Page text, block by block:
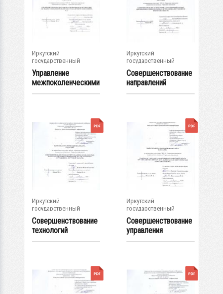
Иркутский
государственный
университет
Управление
межпоколенческими
отношениями в...
Иркутский
государственный
университет
Совершенствование
направлений
адаптационной...
Иркутский
государственный
университет
Совершенствование
технологий
управления...
Иркутский
государственный
университет
Совершенствование
управления
обучением